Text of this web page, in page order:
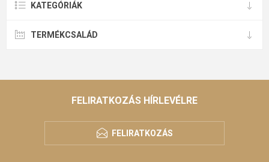
KATEGÓRIÁK
TERMÉKCSALÁD
FELIRATKOZÁS HÍRLEVÉLRE
FELIRATKOZÁS